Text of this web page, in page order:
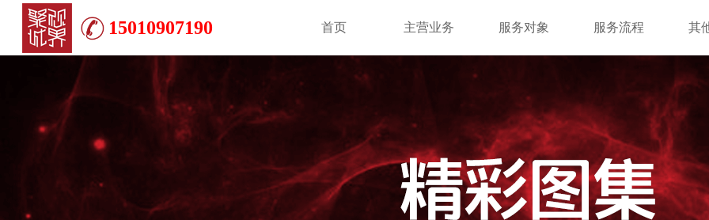
15010907190 首页 主营业务 服务对象 服务流程 其